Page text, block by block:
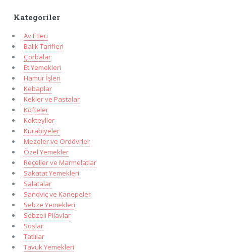
Kategoriler
Av Etleri
Balık Tarifleri
Çorbalar
Et Yemekleri
Hamur İşleri
Kebaplar
Kekler ve Pastalar
Köfteler
Kokteyller
Kurabiyeler
Mezeler ve Ordövrler
Özel Yemekler
Reçeller ve Marmelatlar
Sakatat Yemekleri
Salatalar
Sandviç ve Kanepeler
Sebze Yemekleri
Sebzeli Pilavlar
Soslar
Tatlılar
Tavuk Yemekleri